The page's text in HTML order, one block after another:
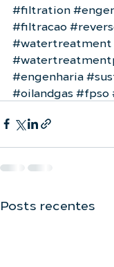
#filtration
#filtracao
#watertreatment
#engenharia
#oilandgas #fpso
Posts recentes